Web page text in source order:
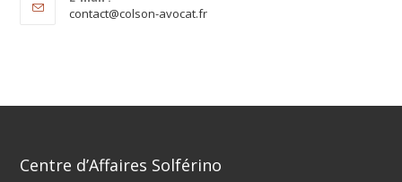
contact@colson-avocat.fr
Centre d’Affaires Solférino